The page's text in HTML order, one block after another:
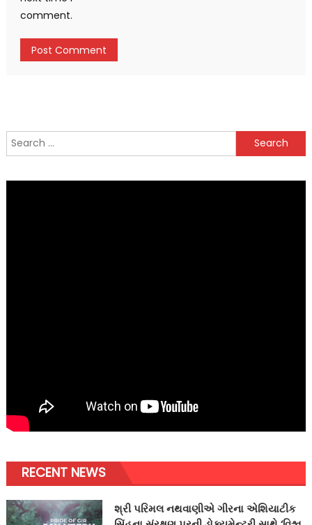
comment.
Search
for:
RECENT NEWS
શ્રી પરિમલ નથવાણીએ ગીરના એશિયાટીક